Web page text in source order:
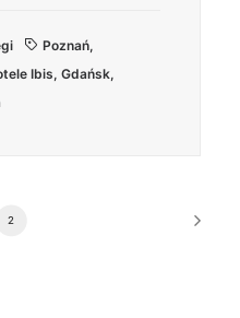
Poznań,
Ibis, Gdańsk,
2